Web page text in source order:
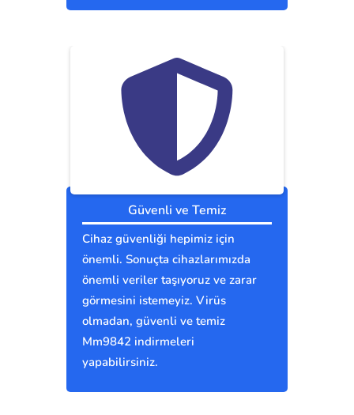
Güvenli ve Temiz
Cihaz güvenliği hepimiz için
önemli. Sonuçta cihazlarımızda
önemli veriler taşıyoruz ve zarar
görmesini istemeyiz. Virüs
olmadan, güvenli ve temiz
Mm9842 indirmeleri
yapabilirsiniz.